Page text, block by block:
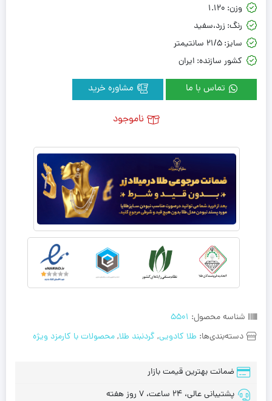
شناسه محصول: 5501
دسته‌بندی‌ها: طلا کادویی, گردنبند طلا,محصولات با کارمزد ویژه
وزن: 1.120
رنگ: زرد،سفید
سایز:21/5 سانتیمتر
کشور سازنده: ایران
تماس با ما
ضمانت بهترین قیمت بازار
پشتیبانی عالی، 24 ساعت، 7 روز هفته
ناموجود